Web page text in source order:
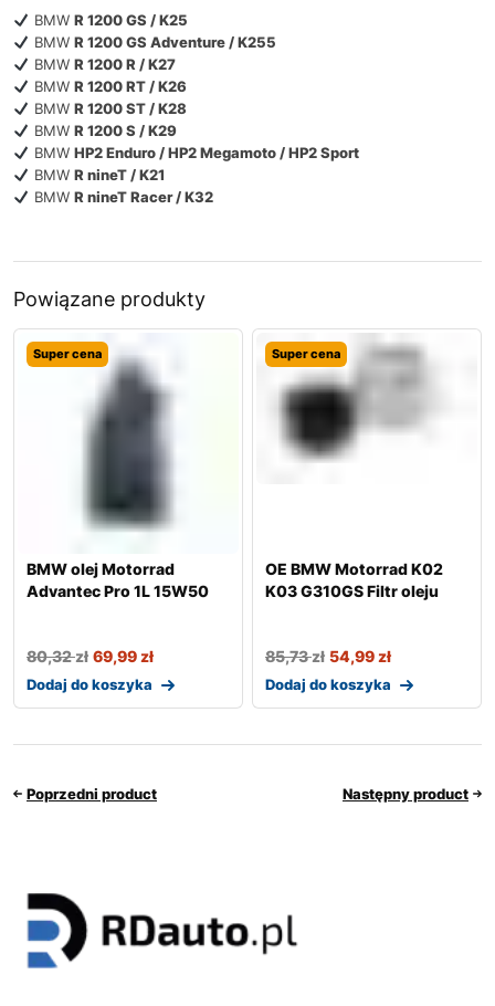
BMW R 1200 GS / K25
BMW R 1200 GS Adventure / K255
BMW R 1200 R / K27
BMW R 1200 RT / K26
BMW R 1200 ST / K28
BMW R 1200 S / K29
BMW HP2 Enduro / HP2 Megamoto / HP2 Sport
BMW R nineT / K21
BMW R nineT Racer / K32
Powiązane produkty
Super cena
BMW olej Motorrad
Advantec Pro 1L 15W50
80,32zł 69,99zł
Dodaj do koszyka
Super cena
OE BMW Motorrad K02
K03 G310GS Filtr oleju
85,73zł 54,99zł
Dodaj do koszyka
Poprzedni product Następny product